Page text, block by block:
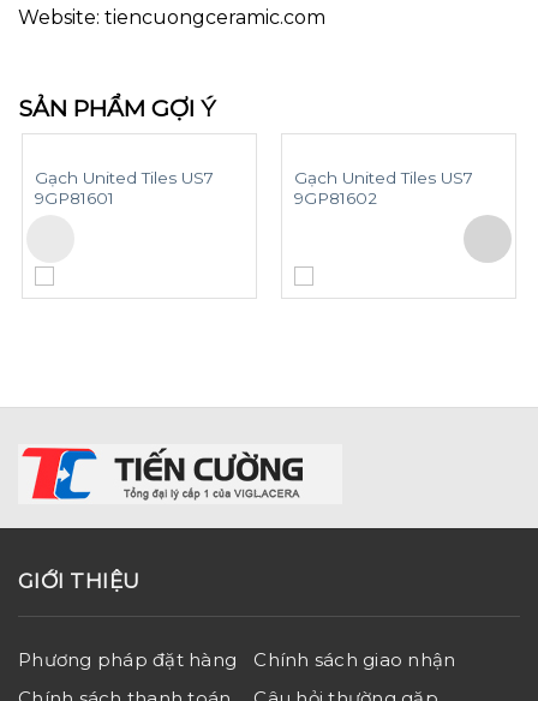
Website: tiencuongceramic.com
SẢN PHẨM GỢI Ý
Gạch United Tiles US7
9GP81601
Gạch United Tiles US7
9GP81602
GIỚI THIỆU
Phương pháp đặt hàng
Chính sách giao nhận